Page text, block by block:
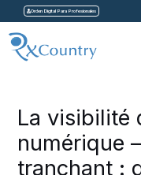
contenido
Orden Digital Para Profesionales
La visibilité
numérique
tranchant :
entradas